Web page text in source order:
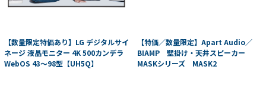
【数量限定特価あり】LG デジタルサイ
ネージ 液晶モニター 4K 500カンデラ
WebOS 43～98型【UH5Q】
【特価／数量限定】Apart Audio／
BIAMP 壁掛け・天井スピーカー
MASKシリーズ MASK2